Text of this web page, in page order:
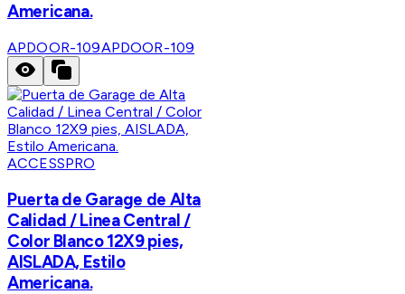
Americana.
APDOOR-109APDOOR-109
ACCESSPRO
Puerta de Garage de Alta
Calidad / Linea Central /
Color Blanco 12X9 pies,
AISLADA, Estilo
Americana.